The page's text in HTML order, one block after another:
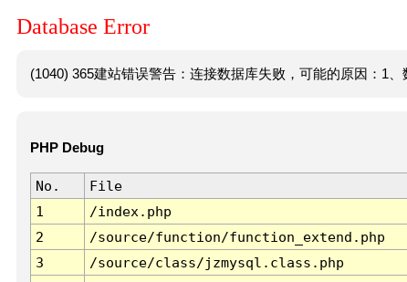
Database Error
(1040) 365建站错误警告：连接数据库失败，可能的原因：1、
PHP Debug
No. File
1
/index.php
2
/source/function/function_extend.php
3
/source/class/jzmysql.class.php